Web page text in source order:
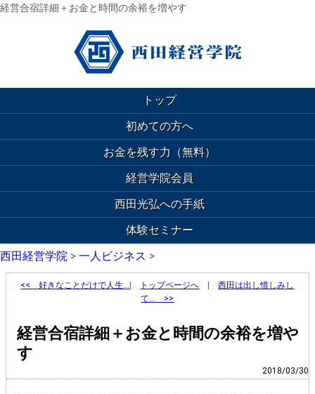
経営合宿詳細＋お金と時間の余裕を増やす
トップ
初めての方へ
お金を残す力（無料）
経営学院会員
西田光弘への手紙
体験セミナー
西田経営学院 > 一人ビジネス >
<<好きなことだけで人生… トップページへ |西田は出し惜しみし
て… >>
経営合宿詳細＋お金と時間の余裕を増や
す
2018/03/30